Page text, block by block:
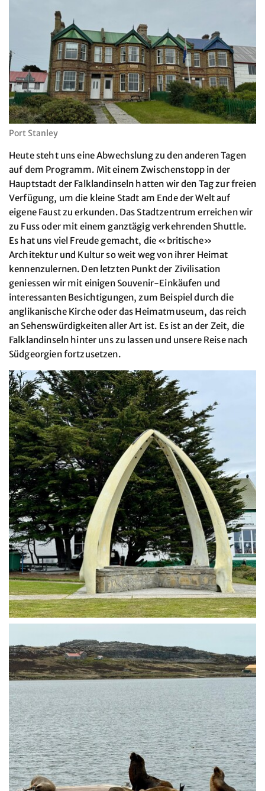
Port Stanley
Heute steht uns eine Abwechslung zu den anderen Tagen
auf dem Programm. Mit einem Zwischenstopp in der
Hauptstadt der Falklandinseln hatten wir den Tag zur freien
Verfügung, um die kleine Stadt am Ende der Welt auf
eigene Faust zu erkunden. Das Stadtzentrum erreichen wir
zu Fuss oder mit einem ganztägig verkehrenden Shuttle.
Es hat uns viel Freude gemacht, die «britische»
Architektur und Kultur so weit weg von ihrer Heimat
kennenzulernen. Den letzten Punkt der Zivilisation
geniessen wir mit einigen Souvenir-Einkäufen und
interessanten Besichtigungen, zum Beispiel durch die
anglikanische Kirche oder das Heimatmuseum, das reich
an Sehenswürdigkeiten aller Art ist. Es ist an der Zeit, die
Falklandinseln hinter uns zu lassen und unsere Reise nach
Südgeorgien fortzusetzen.